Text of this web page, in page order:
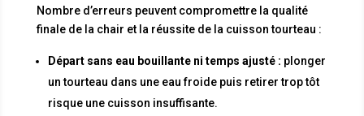
Nombre d’erreurs peuvent compromettre la qualité
finale de la chair et la réussite de la cuisson tourteau :
Départ sans eau bouillante ni temps ajusté : plonger
un tourteau dans une eau froide puis retirer trop tôt
risque une cuisson insuffisante.